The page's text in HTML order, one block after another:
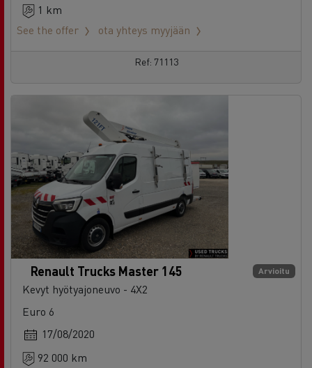
1 km
See the offer
ota yhteys myyjään
Ref: 71113
Arvioitu
Renault Trucks Master 145
Kevyt hyötyajoneuvo - 4X2
Euro 6
17/08/2020
92 000 km